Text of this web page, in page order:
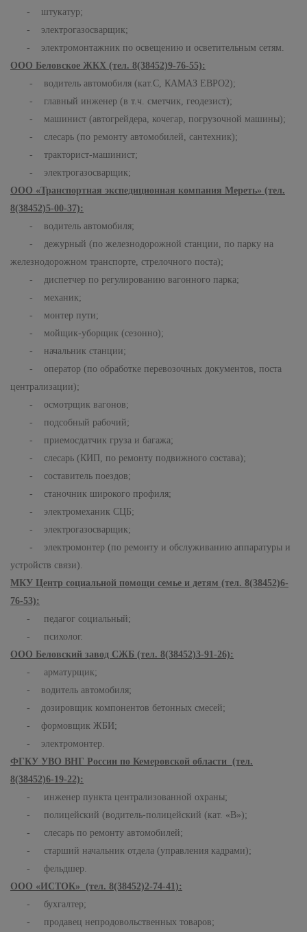
- штукатур;
- электрогазосварщик;
- электромонтажник по освещению и осветительным сетям.
ООО Беловское ЖКХ (тел. 8(38452)9-76-55):
- водитель автомобиля (кат.С, КАМАЗ ЕВРО2);
- главный инженер (в т.ч. сметчик, геодезист);
- машинист (автогрейдера, кочегар, погрузочной машины);
- слесарь (по ремонту автомобилей, сантехник);
- тракторист-машинист;
- электрогазосварщик;
ООО «Транспортная экспедиционная компания Мереть» (тел.
8(38452)5-00-37):
- водитель автомобиля;
- дежурный (по железнодорожной станции, по парку на
железнодорожном транспорте, стрелочного поста);
- диспетчер по регулированию вагонного парка;
- механик;
- монтер пути;
- мойщик-уборщик (сезонно);
- начальник станции;
- оператор (по обработке перевозочных документов, поста
централизации);
- осмотрщик вагонов;
- подсобный рабочий;
- приемосдатчик груза и багажа;
- слесарь (КИП, по ремонту подвижного состава);
- составитель поездов;
- станочник широкого профиля;
- электромеханик СЦБ;
- электрогазосварщик;
- электромонтер (по ремонту и обслуживанию аппаратуры и
устройств связи).
МКУ Центр социальной помощи семье и детям (тел. 8(38452)6-
76-53):
- педагог социальный;
- психолог.
ООО Беловский завод СЖБ (тел. 8(38452)3-91-26):
- арматурщик;
- водитель автомобиля;
- дозировщик компонентов бетонных смесей;
- формовщик ЖБИ;
- электромонтер.
ФГКУ УВО ВНГ России по Кемеровской области (тел.
8(38452)6-19-22):
- инженер пункта централизованной охраны;
- полицейский (водитель-полицейский (кат. «В»);
- слесарь по ремонту автомобилей;
- старший начальник отдела (управления кадрами);
- фельдшер.
ООО «ИСТОК» (тел. 8(38452)2-74-41):
- бухгалтер;
- продавец непродовольственных товаров;